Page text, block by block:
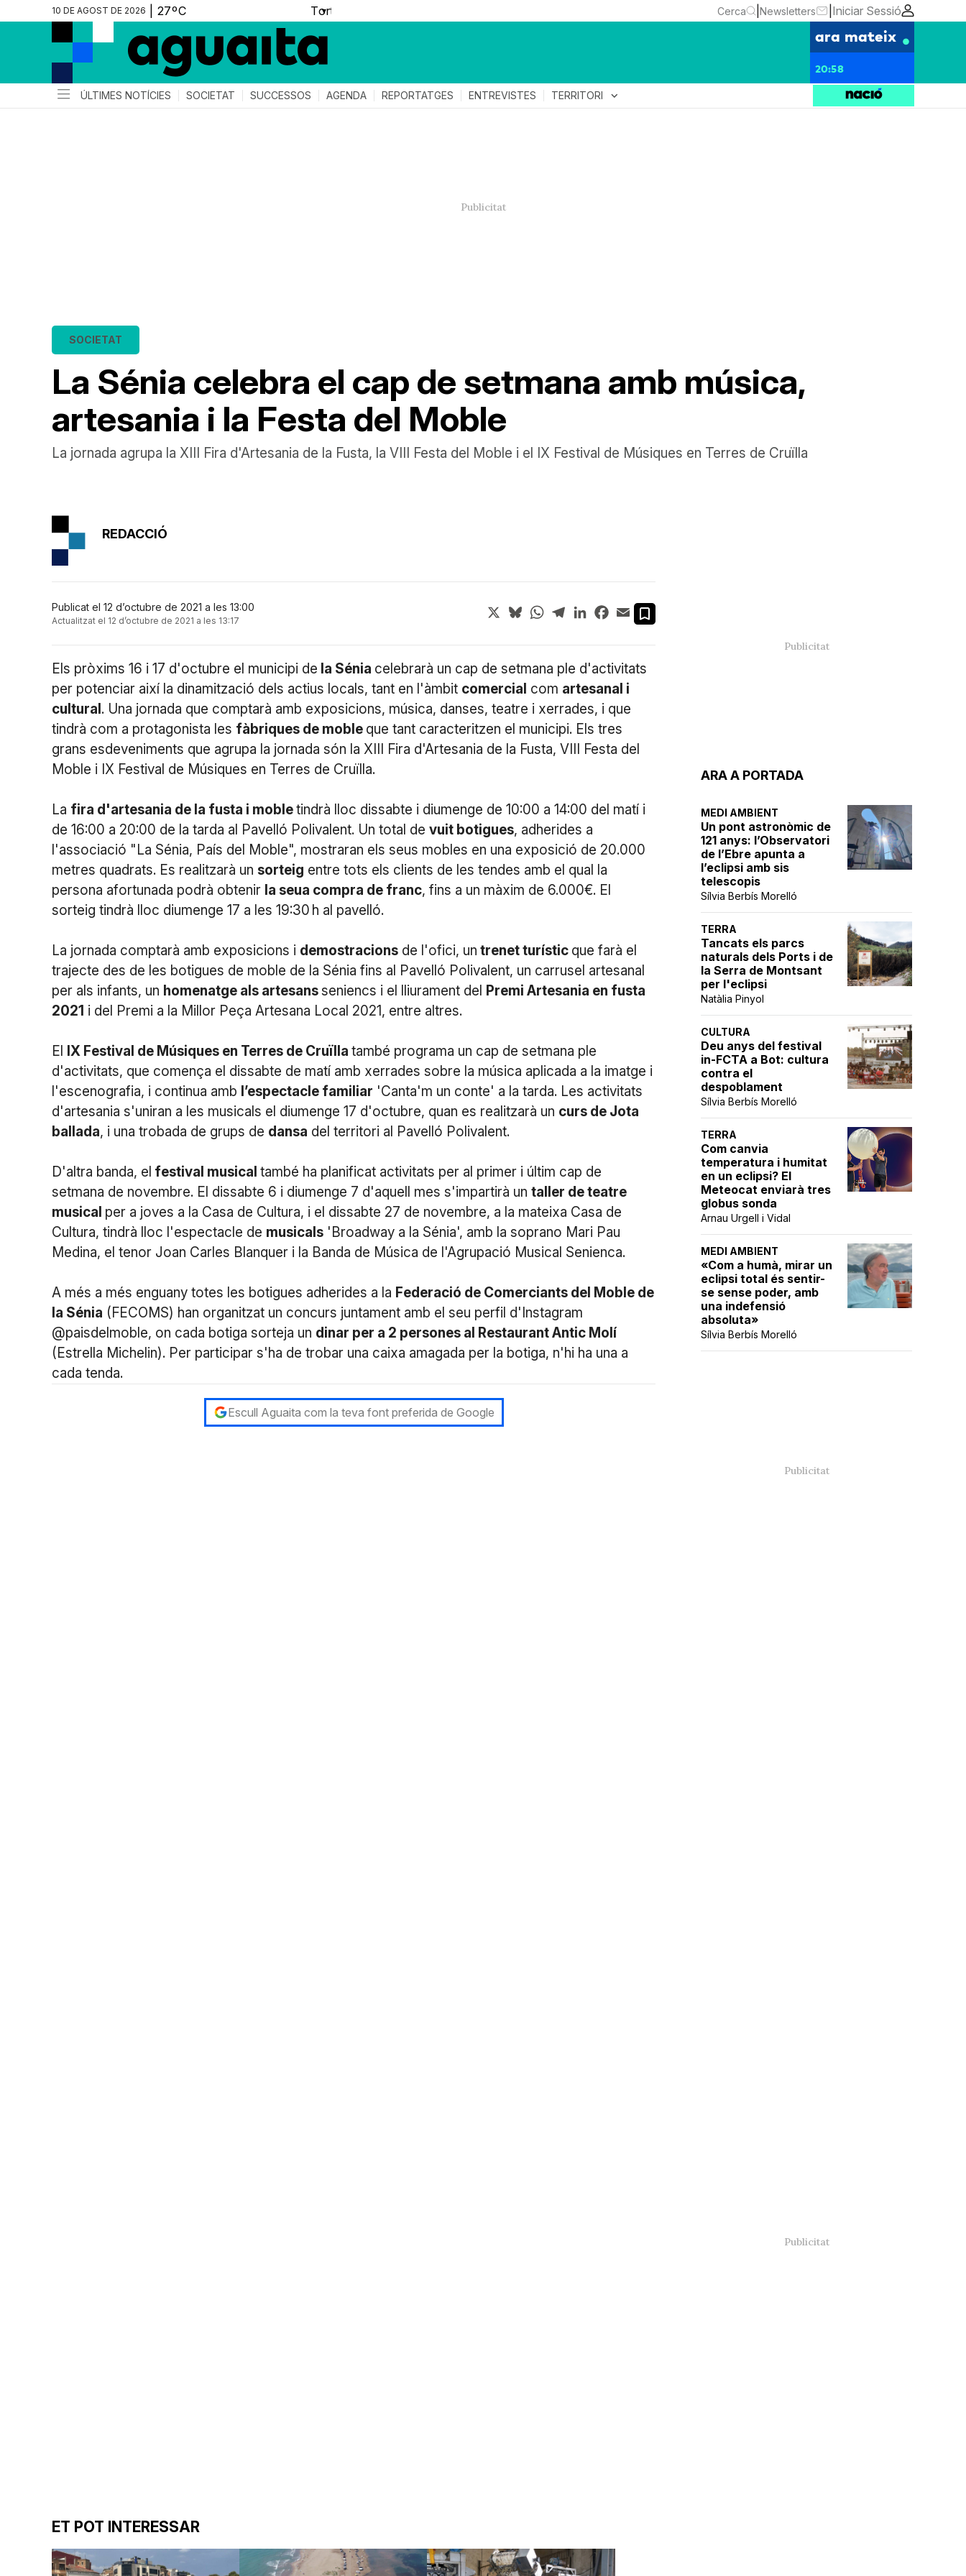
10 DE AGOST DE 2026 ▼ Cerca Newsletters Iniciar Sessió
ara mateix
20:58
ÚLTIMES NOTÍCIES SOCIETAT SUCCESSOS AGENDA REPORTATGES ENTREVISTES TERRITORI expand_more
La Sénia celebra el cap de setmana amb música,
artesania i la Festa del Moble
SOCIETAT
La jornada agrupa la XIII Fira d'Artesania de la Fusta, la VIII Festa del Moble i el IX Festival de Músiques en Terres de Cruïlla
ARA A PORTADA
MEDI AMBIENT
Un pont astronòmic de
121 anys: l’Observatori
de l’Ebre apunta a
l’eclipsi amb sis
telescopis
Sílvia Berbís Morelló
TERRA
Tancats els parcs
naturals dels Ports i de
la Serra de Montsant
per l'eclipsi
Natàlia Pinyol
CULTURA
Deu anys del festival
in-FCTA a Bot: cultura
contra el
despoblament
Sílvia Berbís Morelló
TERRA
Com canvia
temperatura i humitat
en un eclipsi? El
Meteocat enviarà tres
globus sonda
Arnau Urgell i Vidal
MEDI AMBIENT
«Com a humà, mirar un
eclipsi total és sentir-
se sense poder, amb
una indefensió
absoluta»
Sílvia Berbís Morelló
REDACCIÓ
Publicat el 12 d’octubre de 2021 a les 13:00
Actualitzat el 12 d’octubre de 2021 a les 13:17
X BlueskyWhatsApp
TelegramLinkedInFacebook
Email
Els pròxims 16 i 17 d'octubre el municipi de la Sénia celebrarà un cap de setmana ple d'activitats
per potenciar així la dinamització dels actius locals, tant en l'àmbit comercial com artesanal i
cultural . Una jornada que comptarà amb exposicions, música, danses, teatre i xerrades, i que
tindrà com a protagonista les fàbriques de moble que tant caracteritzen el municipi. Els tres
grans esdeveniments que agrupa la jornada són la XIII Fira d'Artesania de la Fusta, VIII Festa del
Moble i IX Festival de Músiques en Terres de Cruïlla.
La fira d'artesania de la fusta i mobletindrà lloc dissabte i diumenge de 10:00 a 14:00 del matí i
de 16:00 a 20:00 de la tarda al Pavelló Polivalent. Un total de vuit botigues, adherides a
l'associació "La Sénia, País del Moble", mostraran els seus mobles en una exposició de 20.000
metres quadrats. Es realitzarà un sorteig entre tots els clients de les tendes amb el qual la
persona afortunada podrà obtenir la seua compra de franc, fins a un màxim de 6.000€. El
sorteig tindrà lloc diumenge 17 a les 19:30 h al pavelló.
La jornada comptarà amb exposicions i demostracions de l'ofici, un trenet turístic que farà el
trajecte des de les botigues de moble de la Sénia fins al Pavelló Polivalent, un carrusel artesanal
per als infants, un homenatge als artesansseniencs i el lliurament del Premi Artesania en fusta
2021 i del Premi a la Millor Peça Artesana Local 2021, entre altres.
El IX Festival de Músiques en Terres de Cruïlla també programa un cap de setmana ple
d'activitats, que comença el dissabte de matí amb xerrades sobre la música aplicada a la imatge i
l'escenografia, i continua amb l’espectacle familiar 'Canta'm un conte' a la tarda. Les activitats
d'artesania s'uniran a les musicals el diumenge 17 d'octubre, quan es realitzarà un curs de Jota
ballada, i una trobada de grups de dansa del territori al Pavelló Polivalent.
D'altra banda, el festival musical també ha planificat activitats per al primer i últim cap de
setmana de novembre. El dissabte 6 i diumenge 7 d'aquell mes s'impartirà un taller de teatre
musical per a joves a la Casa de Cultura, i el dissabte 27 de novembre, a la mateixa Casa de
Cultura, tindrà lloc l'espectacle de musicals 'Broadway a la Sénia', amb la soprano Mari Pau
Medina, el tenor Joan Carles Blanquer i la Banda de Música de l'Agrupació Musical Senienca.
A més a més enguany totes les botigues adherides a la Federació de Comerciants del Moble de
la Sénia (FECOMS) han organitzat un concurs juntament amb el seu perfil d'Instagram
@paisdelmoble, on cada botiga sorteja un dinar per a 2 persones al Restaurant Antic Molí
(Estrella Michelin). Per participar s'ha de trobar una caixa amagada per la botiga, n'hi ha una a
cada tenda.
Escull Aguaita com la teva font preferida de Google
ET POT INTERESSAR